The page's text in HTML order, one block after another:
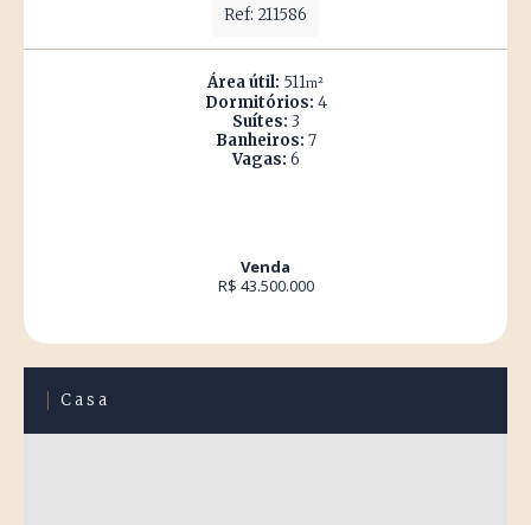
Ref: 211586
Área útil: 511m²
Dormitórios: 4
Suítes: 3
Banheiros: 7
Vagas: 6
Venda
R$ 43.500.000
Casa